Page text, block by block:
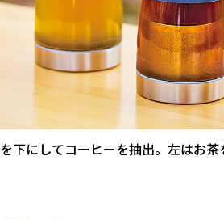
下にしてコーヒーを抽出。左はお